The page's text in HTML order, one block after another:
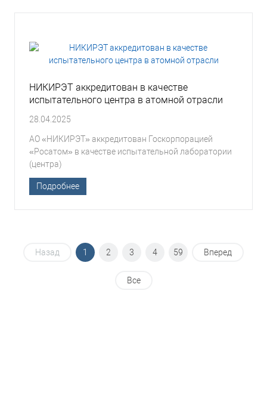
НИКИРЭТ аккредитован в качестве
испытательного центра в атомной отрасли
28.04.2025
АО «НИКИРЭТ» аккредитован Госкорпорацией
«Росатом» в качестве испытательной лаборатории
(центра)
Подробнее
Назад 1 2 3 4 59 Вперед
Все